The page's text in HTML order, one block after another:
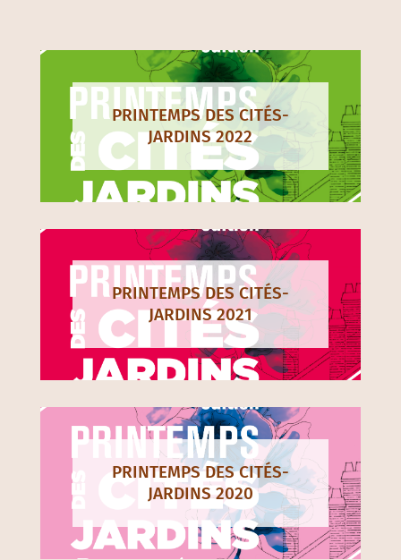
PRINTEMPS DES CITÉS-
JARDINS 2022
PRINTEMPS DES CITÉS-
JARDINS 2021
PRINTEMPS DES CITÉS-
JARDINS 2020